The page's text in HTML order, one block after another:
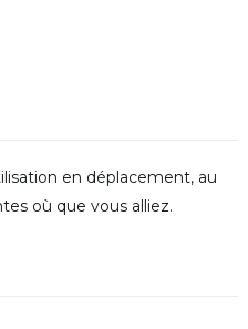
en déplacement, au
où que vous alliez.